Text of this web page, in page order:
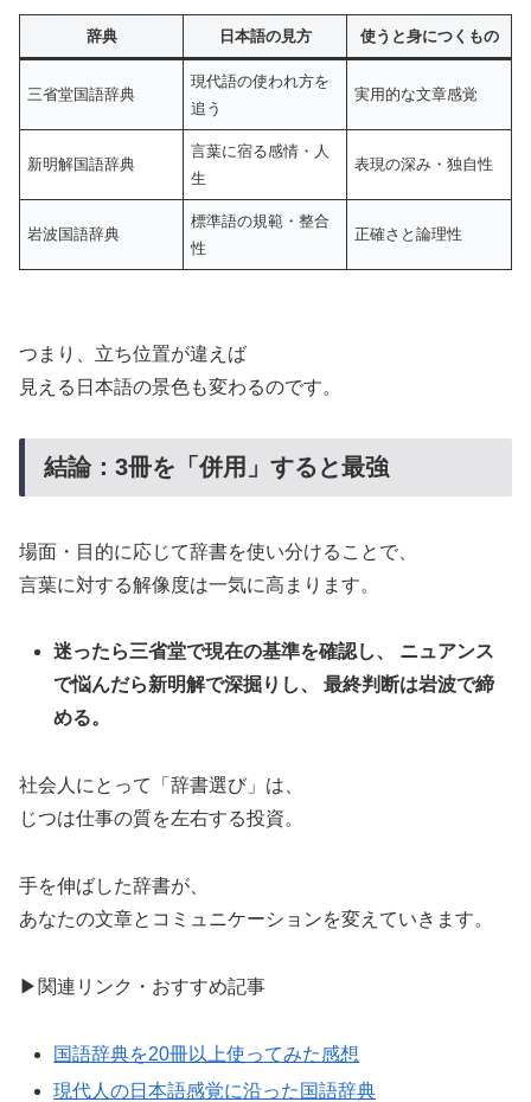
辞典 日本語の見方 使うと身につくもの
三省堂国語辞典
現代語の使われ方を
追う
実用的な文章感覚
新明解国語辞典
言葉に宿る感情・人
生
表現の深み・独自性
岩波国語辞典
標準語の規範・整合
性
正確さと論理性
つまり、立ち位置が違えば
見える日本語の景色も変わるのです。
結論：3冊を「併用」すると最強
場面・目的に応じて辞書を使い分けることで、
言葉に対する解像度は一気に高まります。
迷ったら三省堂で現在の基準を確認し、 ニュアンス
で悩んだら新明解で深掘りし、 最終判断は岩波で締
める。
社会人にとって「辞書選び」は、
じつは仕事の質を左右する投資。
手を伸ばした辞書が、
あなたの文章とコミュニケーションを変えていきます。
▶関連リンク・おすすめ記事
国語辞典を20冊以上使ってみた感想
現代人の日本語感覚に沿った国語辞典